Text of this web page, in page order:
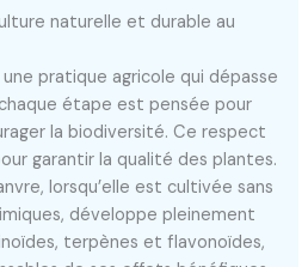
naturelle et durable au
pratique agricole qui dépasse
étape est pensée pour
la biodiversité. Ce respect
garantir la qualité des plantes.
lorsqu’elle est cultivée sans
développe pleinement
terpènes et flavonoïdes,